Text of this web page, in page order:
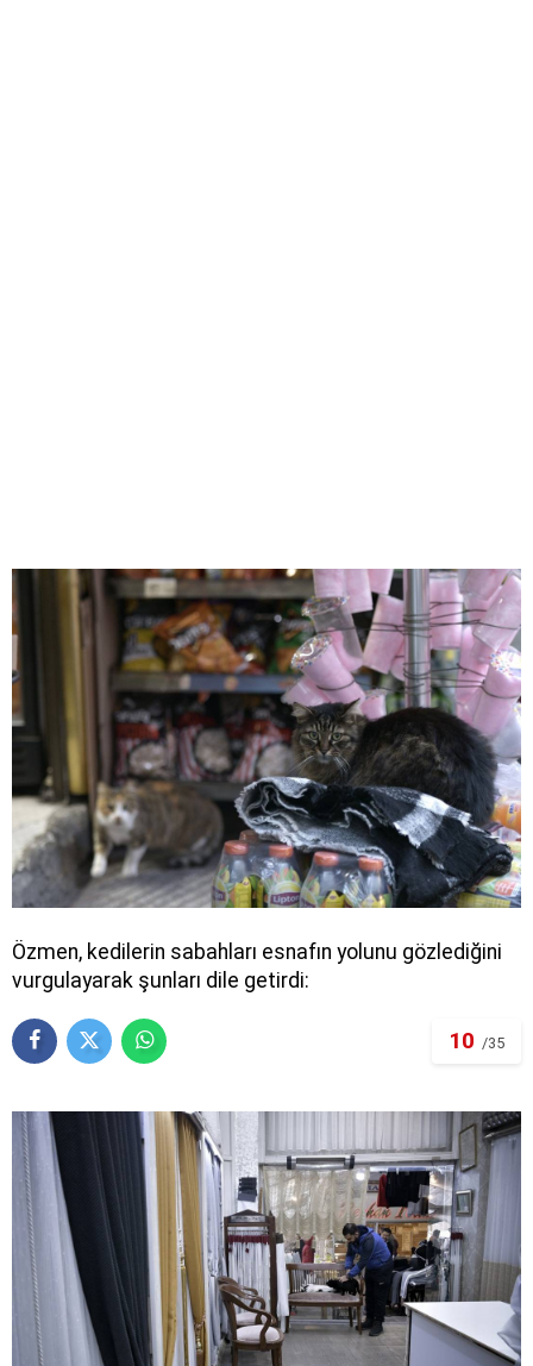
Özmen, kedilerin sabahları esnafın yolunu gözlediğini
vurgulayarak şunları dile getirdi:
10 /35